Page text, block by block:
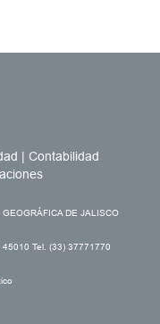
| Contabilidad
DE JALISCO
Tel. (33) 37771770